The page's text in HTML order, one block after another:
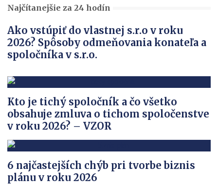
Najčítanejšie za 24 hodín
Ako vstúpiť do vlastnej s.r.o v roku
2026? Spôsoby odmeňovania konateľa a
spoločníka v s.r.o.
Kto je tichý spoločník a čo všetko
obsahuje zmluva o tichom spoločenstve
v roku 2026? – VZOR
6 najčastejších chýb pri tvorbe biznis
plánu v roku 2026